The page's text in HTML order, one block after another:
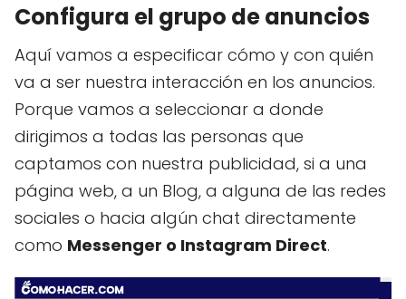
Configura el grupo de anuncios
Aquí vamos a especificar cómo y con quién
va a ser nuestra interacción en los anuncios.
Porque vamos a seleccionar a donde
dirigimos a todas las personas que
captamos con nuestra publicidad, si a una
página web, a un Blog, a alguna de las redes
sociales o hacia algún chat directamente
como Messenger o Instagram Direct.